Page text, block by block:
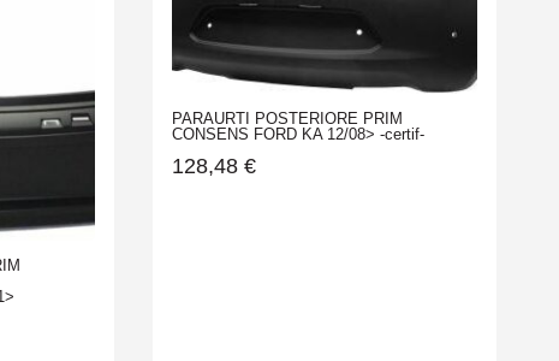
PARAURTI POSTERIORE PRIM
CONSENS FORD KA 12/08> -certif-
128,48 €